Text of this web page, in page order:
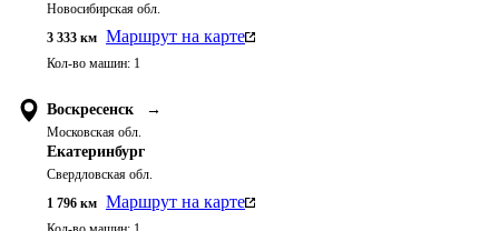
Новосибирская обл.
3 333 км Маршрут на карте
Кол-во машин: 1
Воскресенск →
Московская обл.
Екатеринбург
Свердловская обл.
1 796 км Маршрут на карте